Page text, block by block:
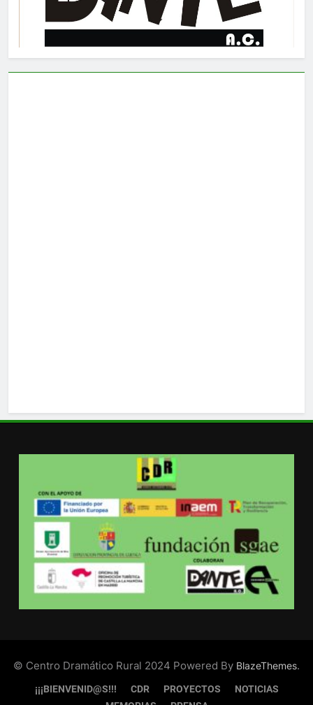
© Centro Dramático Rural 2024 Powered By BlazeThemes.
¡¡¡BIENVENID@S!!! CDR PROYECTOS
NOTICIAS